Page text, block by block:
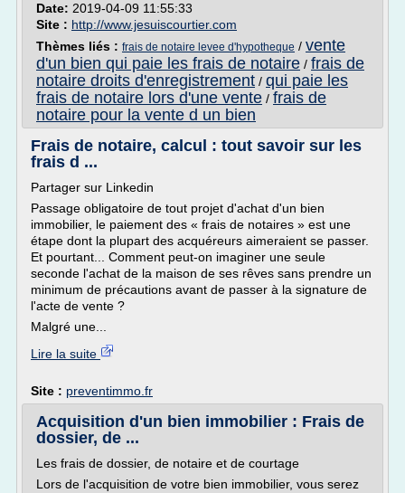
Date: 2019-04-09 11:55:33
Site : http://www.jesuiscourtier.com
Thèmes liés : frais de notaire levee d'hypotheque / vente
d'un bien qui paie les frais de notaire / frais de
notaire droits d'enregistrement / qui paie les
frais de notaire lors d'une vente / frais de
notaire pour la vente d un bien
Frais de notaire, calcul : tout savoir sur les
frais d ...
Partager sur Linkedin
Passage obligatoire de tout projet d'achat d'un bien
immobilier, le paiement des « frais de notaires » est une
étape dont la plupart des acquéreurs aimeraient se passer.
Et pourtant... Comment peut-on imaginer une seule
seconde l'achat de la maison de ses rêves sans prendre un
minimum de précautions avant de passer à la signature de
l'acte de vente ?
Malgré une...
Lire la suite
Site : preventimmo.fr
Acquisition d'un bien immobilier : Frais de
dossier, de ...
Les frais de dossier, de notaire et de courtage
Lors de l'acquisition de votre bien immobilier, vous serez